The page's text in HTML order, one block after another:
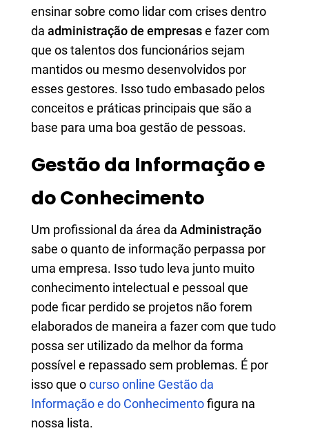
ensinar sobre como lidar com crises dentro
da administração de empresase fazer com
que os talentos dos funcionários sejam
mantidos ou mesmo desenvolvidos por
esses gestores. Isso tudo embasado pelos
conceitos e práticas principais que são a
base para uma boa gestão de pessoas.
Gestão da Informação e
do Conhecimento
Um profissional da área da Administração
sabe o quanto de informação perpassa por
uma empresa. Isso tudo leva junto muito
conhecimento intelectual e pessoal que
pode ficar perdido se projetos não forem
elaborados de maneira a fazer com que tudo
possa ser utilizado da melhor da forma
possível e repassado sem problemas. É por
isso que ocurso online Gestão da
Informação e do Conhecimentofigura na
nossa lista.